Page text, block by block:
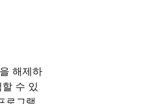
해제하
수 있